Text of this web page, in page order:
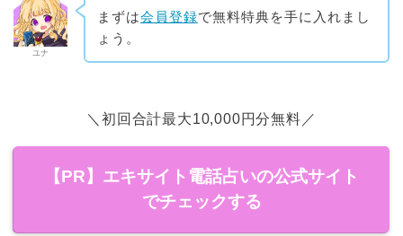
ユナ
まずは会員登録で無料特典を手に入れまし
ょう。
＼初回合計最大10,000円分無料／
【PR】エキサイト電話占いの公式サイト
でチェックする